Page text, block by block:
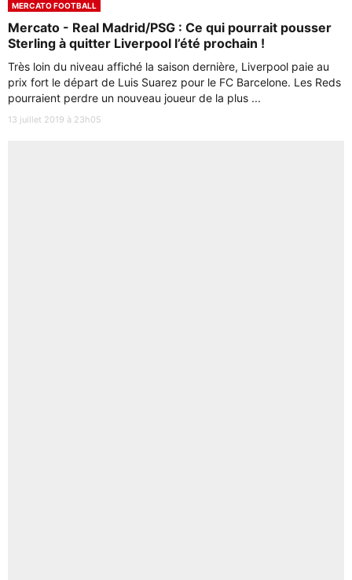
MERCATO FOOTBALL
Mercato - Real Madrid/PSG : Ce qui pourrait pousser
Sterling à quitter Liverpool l’été prochain !
Très loin du niveau affiché la saison dernière, Liverpool paie au
prix fort le départ de Luis Suarez pour le FC Barcelone. Les Reds
pourraient perdre un nouveau joueur de la plus ...
13 juillet 2019 à 23h05